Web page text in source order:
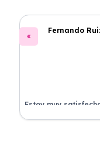
Fernando
Estoy muy
Renting. El coche